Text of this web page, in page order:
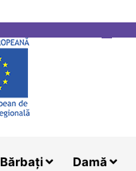
Bărbați Damă